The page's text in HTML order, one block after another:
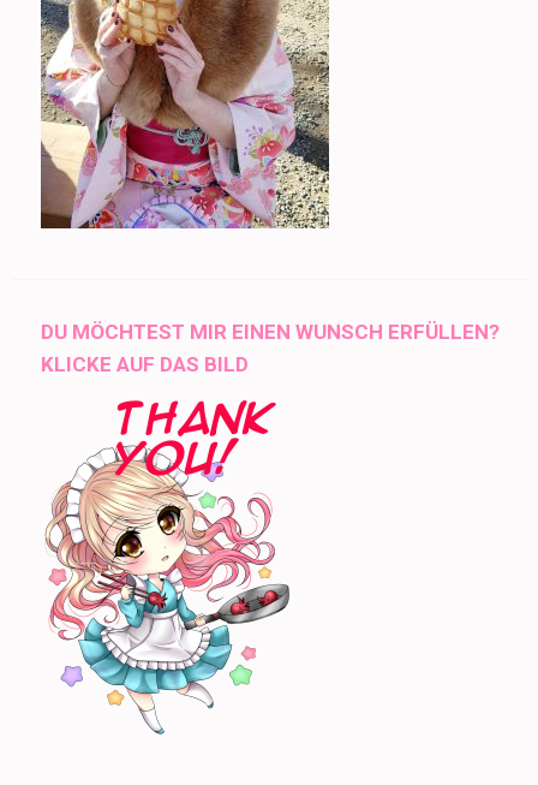
DU MÖCHTEST MIR EINEN WUNSCH ERFÜLLEN?
KLICKE AUF DAS BILD